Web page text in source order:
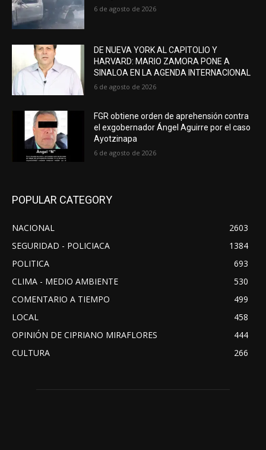
6 de agosto de 2026
DE NUEVA YORK AL CAPITOLIO Y
HARVARD: MARIO ZAMORA PONE A
SINALOA EN LA AGENDA INTERNACIONAL
6 de agosto de 2026
FGR obtiene orden de aprehensión contra
el exgobernador Ángel Aguirre por el caso
Ayotzinapa
6 de agosto de 2026
POPULAR CATEGORY
NACIONAL
2603
SEGURIDAD - POLICIACA
1384
POLITICA
693
CLIMA - MEDIO AMBIENTE
530
COMENTARIO A TIEMPO
499
LOCAL
458
OPINIÓN DE CIPRIANO MIRAFLORES
444
CULTURA
266